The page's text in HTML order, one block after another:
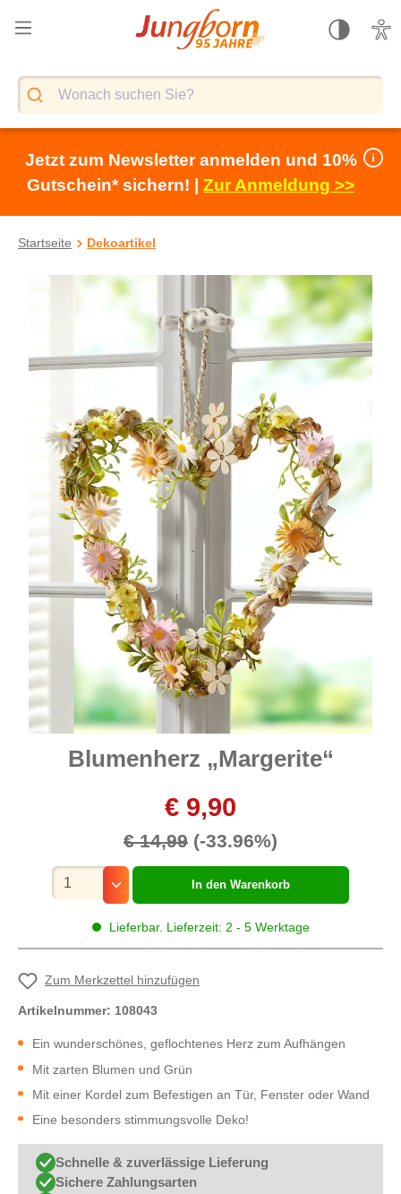
springen
Jetzt zum Newsletter anmelden und 10%
Gutschein* sichern! | Zur Anmeldung >>
Startseite Dekoartikel
Bildergalerie überspringen
Blumenherz „Margerite“
€ 9,90
€ 14,99 (-33.96%)
Lieferbar. Lieferzeit: 2 - 5 Werktage
Mengenauswahl
In den Warenkorb
Zum Merkzettel hinzufügen
Artikelnummer: 108043
Ein wunderschönes, geflochtenes Herz zum Aufhängen
Mit zarten Blumen und Grün
Mit einer Kordel zum Befestigen an Tür, Fenster oder Wand
Eine besonders stimmungsvolle Deko!
Schnelle & zuverlässige Lieferung
Sichere Zahlungsarten